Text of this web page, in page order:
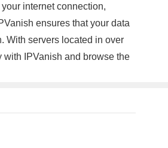
internet connection,
ensures that your data
With servers located in over
with IPVanish and browse the